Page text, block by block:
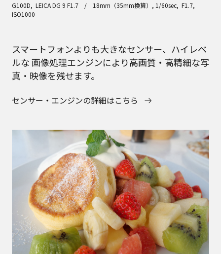
G100D, LEICA DG 9 F1.7 / 18mm（35mm換算）, 1/60sec, F1.7,
ISO1000
スマートフォンよりも大きなセンサー、ハイレベ
ルな 画像処理エンジンにより高画質・高精細な写
真・映像を残せます。
センサー・エンジンの詳細はこちら